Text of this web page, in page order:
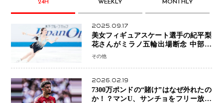
24H WEEKLY MONTHLY
2025.09.17
美女フィギュアスケート選手の紀平梨
花さんがミラノ五輪出場断念 中部選
手権欠場を発表「安全最優先の判断」
その他
2026.02.19
7300万ポンドの“賭け”はなぜ外れたの
か！？マンU、サンチョをフリー放出